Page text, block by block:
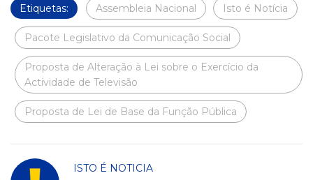
Etiquetas: Assembleia Nacional Isto é Notícia
Pacote Legislativo da Comunicação Social
Proposta de Alteração à Lei sobre o Exercício da
Actividade de Televisão
Proposta de Lei de Base da Função Pública
ISTO É NOTICIA